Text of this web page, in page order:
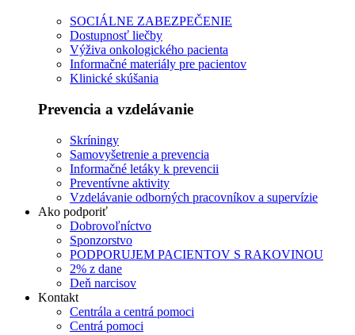
SOCIÁLNE ZABEZPEČENIE
Dostupnosť liečby
Výživa onkologického pacienta
Informačné materiály pre pacientov
Klinické skúšania
Prevencia a vzdelávanie
Skríningy
Samovyšetrenie a prevencia
Informačné letáky k prevencii
Preventívne aktivity
Vzdelávanie odborných pracovníkov a supervízie
Ako podporiť
Dobrovoľníctvo
Sponzorstvo
PODPORUJEM PACIENTOV S RAKOVINOU
2% z dane
Deň narcisov
Kontakt
Centrála a centrá pomoci
Centrá pomoci